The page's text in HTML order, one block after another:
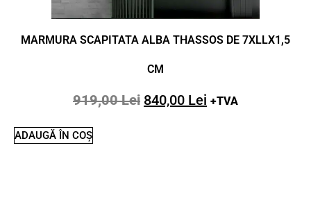
MARMURA SCAPITATA ALBA THASSOS DE 7XLLX1,5
CM
919,00Lei 840,00 Lei +TVA
ADAUGĂ ÎN COȘ